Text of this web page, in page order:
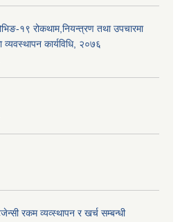
१९ रोकथाम,नियन्त्रण तथा उपचारमा
कार्यविधि, २०७६
रकम व्यव्स्थापन र खर्च सम्बन्धी